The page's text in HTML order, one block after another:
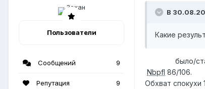
Пользователи
Сообщений 9
Репутация 9
В
Какие
было/
Nbpfl 86/
Oбхват